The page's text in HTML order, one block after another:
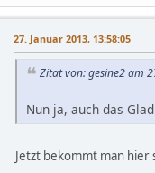
27. Januar 2013, 13:58:05
Zitat von: gesine2 am
Nun ja, auch das
Jetzt bekommt man hier